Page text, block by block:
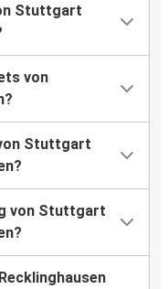
Stuttgart
von
Stuttgart
von Stuttgart